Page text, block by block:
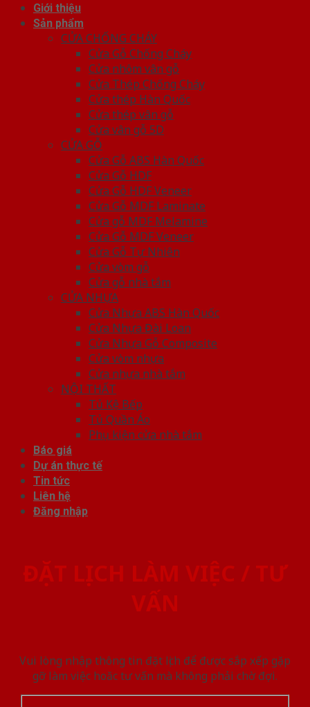
Giới thiệu
Sản phẩm
CỬA CHỐNG CHÁY
Cửa Gỗ Chống Cháy
Cửa nhôm vân gỗ
Cửa Thép Chống Cháy
Cửa thép Hàn Quốc
Cửa thép vân gỗ
Cửa vân gỗ 5D
CỬA GỖ
Cửa Gỗ ABS Hàn Quốc
Cửa Gỗ HDF
Cửa Gỗ HDF Veneer
Cửa Gỗ MDF Laminate
Cửa gỗ MDF Melamine
Cửa Gỗ MDF Veneer
Cửa Gỗ Tự Nhiên
Cửa vòm gỗ
Cửa gỗ nhà tắm
CỬA NHỰA
Cửa Nhựa ABS Hàn Quốc
Cửa Nhựa Đài Loan
Cửa Nhựa Gỗ Composite
Cửa vòm nhựa
Cửa nhựa nhà tắm
NỘI THẤT
Tủ Kệ Bếp
Tủ Quần Áo
Phụ kiện cửa nhà tắm
Báo giá
Dự án thực tế
Tin tức
Liên hệ
Đăng nhập
ĐẶT LỊCH LÀM VIỆC / TƯ
VẤN
Vui lòng nhập thông tin đặt lịch để được sắp xếp gặp
gỡ làm việc hoăc tư vấn mà không phải chờ đợi.